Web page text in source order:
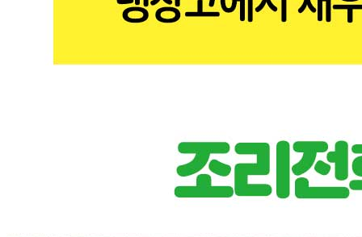
불고기.스테이크.바비큐 BEST더보기